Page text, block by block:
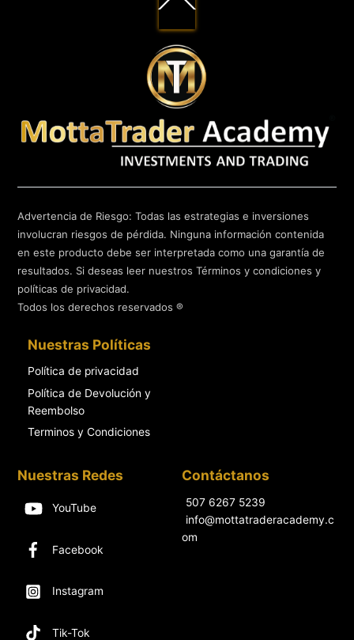
To
Advertencia de Riesgo: Todas las estrategias e inversiones
involucran riesgos de pérdida. Ninguna información contenida
en este producto debe ser interpretada como una garantía de
resultados. Si deseas leer nuestros Términos y condiciones y
políticas de privacidad.
Todos los derechos reservados ®
Nuestras Políticas
Política de privacidad
Política de Devolución y
Reembolso
Terminos y Condiciones
Nuestras Redes
YouTube
Facebook
Instagram
Tik-Tok
Contáctanos
507 6267 5239
info@mottatraderacademy.c
om